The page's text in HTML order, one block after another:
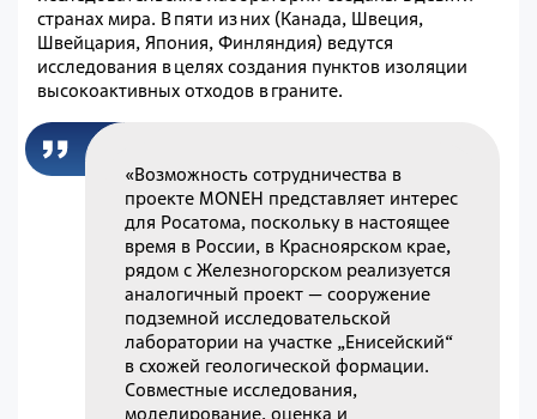
странах мира. В пяти из них (Канада, Швеция,
Швейцария, Япония, Финляндия) ведутся
исследования в целях создания пунктов изоляции
высокоактивных отходов в граните.
«Возможность сотрудничества в
проекте MONEH представляет интерес
для Росатома, поскольку в настоящее
время в России, в Красноярском крае,
рядом с Железногорском реализуется
аналогичный проект — сооружение
подземной исследовательской
лаборатории на участке „Енисейский“
в схожей геологической формации.
Совместные исследования,
моделирование, оценка и